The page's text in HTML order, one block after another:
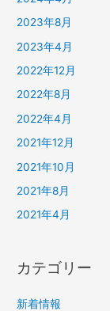
2023年8月
2023年4月
2022年12月
2022年8月
2022年4月
2021年12月
2021年10月
2021年8月
2021年4月
カテゴリー
新着情報